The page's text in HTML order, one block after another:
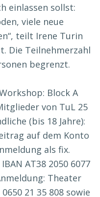
einlassen sollst:
viele neue
teilt Irene Turin
Die Teilnehmerzahl
begrenzt.
Block A
von TuL 25
(bis 18 Jahre):
auf dem Konto
als fix.
AT38 2050 6077
Theater
21 35 808 sowie